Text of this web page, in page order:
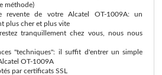
méthode)
revente de votre Alcatel OT-1009A: un
plus cher et plus vite
tranquillement chez vous, nous nous
"techniques": il suffit d'entrer un simple
OT-1009A
par certificats SSL